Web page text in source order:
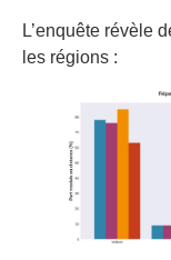
L’enquête révèle
les régions :